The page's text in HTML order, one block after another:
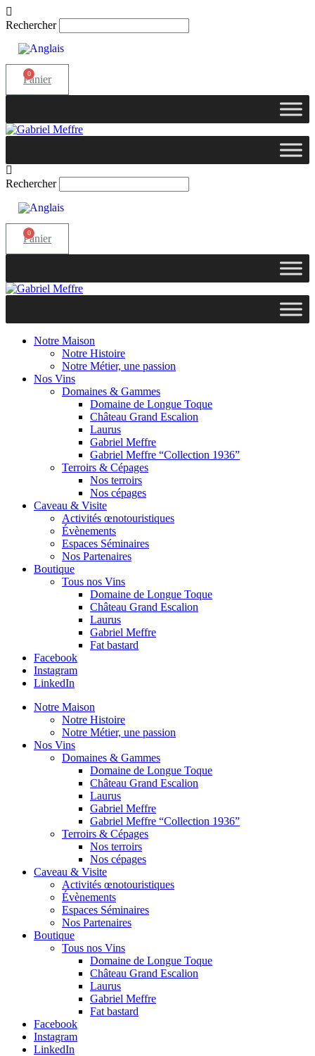
Rechercher
0
Panier
Rechercher
0
Panier
Notre Maison
Notre Histoire
Notre Métier, une passion
Nos Vins
Domaines & Gammes
Domaine de Longue Toque
Château Grand Escalion
Laurus
Gabriel Meffre
Gabriel Meffre “Collection 1936”
Terroirs & Cépages
Nos terroirs
Nos cépages
Caveau & Visite
Activités œnotouristiques
Évènements
Espaces Séminaires
Nos Partenaires
Boutique
Tous nos Vins
Domaine de Longue Toque
Château Grand Escalion
Laurus
Gabriel Meffre
Fat bastard
Facebook
Instagram
LinkedIn
Notre Maison
Notre Histoire
Notre Métier, une passion
Nos Vins
Domaines & Gammes
Domaine de Longue Toque
Château Grand Escalion
Laurus
Gabriel Meffre
Gabriel Meffre “Collection 1936”
Terroirs & Cépages
Nos terroirs
Nos cépages
Caveau & Visite
Activités œnotouristiques
Évènements
Espaces Séminaires
Nos Partenaires
Boutique
Tous nos Vins
Domaine de Longue Toque
Château Grand Escalion
Laurus
Gabriel Meffre
Fat bastard
Facebook
Instagram
LinkedIn